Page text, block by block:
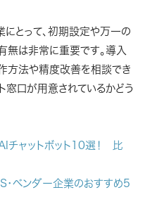
にとって、初期設定や万一の
無は非常に重要です。導入
方法や精度改善を相談でき
窓口が用意されているかどう
チャットボット10選！ 比
・ベンダー企業のおすすめ5